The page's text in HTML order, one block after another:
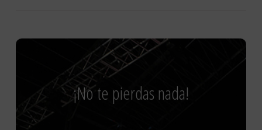
¡No te pierdas nada!